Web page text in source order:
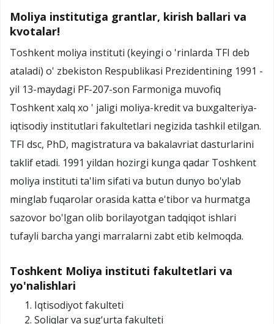
Moliya institutiga grantlar, kirish ballari va
kvotalar!
Toshkent moliya instituti (keyingi o 'rinlarda TFI deb
ataladi) o' zbekiston Respublikasi Prezidentining 1991 -
yil 13-maydagi PF-207-son Farmoniga muvofiq
Toshkent xalq xo ' jaligi moliya-kredit va buxgalteriya-
iqtisodiy institutlari fakultetlari negizida tashkil etilgan.
TFI dsc, PhD, magistratura va bakalavriat dasturlarini
taklif etadi. 1991 yildan hozirgi kunga qadar Toshkent
moliya instituti ta'lim sifati va butun dunyo bo'ylab
minglab fuqarolar orasida katta e'tibor va hurmatga
sazovor bo'lgan olib borilayotgan tadqiqot ishlari
tufayli barcha yangi marralarni zabt etib kelmoqda.
Toshkent Moliya instituti fakultetlari va
yo'nalishlari
Iqtisodiyot fakulteti
Soliqlar va sug‘urta fakulteti